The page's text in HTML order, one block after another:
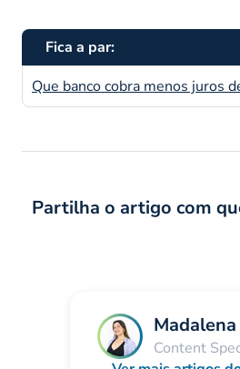
Fica a par:
Que banco cobra menos juros
Partilha o artigo com
Content